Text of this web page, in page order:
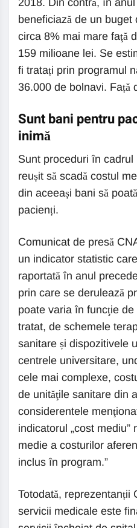
2018. Din contră, în
beneficiază de un
circa 8% mai mare faţă
159 milioane lei. Se
fi tratați prin programul
36.000 de bolnavi. Față
Sunt bani pentru
inimă
Sunt proceduri în
reușit să scadă costul
din aceeași bani să
pacienți.
Comunicat de presă
un indicator statistic
raportată în anul
prin care se derulează
poate varia în funcţie
tratat, de schemele
sanitare și dispozitivele
centrele universitare,
cele mai complexe,
de unităţile sanitare din
considerentele
indicatorul „cost
medie a costurilor
inclus în program.”
Totodată, reprezentanții
servicii medicale este